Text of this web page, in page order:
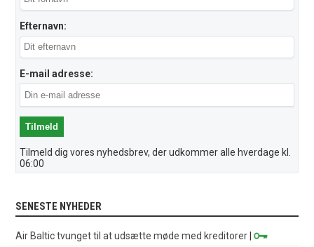
Efternavn:
E-mail adresse:
Tilmeld dig vores nyhedsbrev, der udkommer alle hverdage kl.
06:00
SENESTE NYHEDER
Air Baltic tvunget til at udsætte møde med kreditorer|